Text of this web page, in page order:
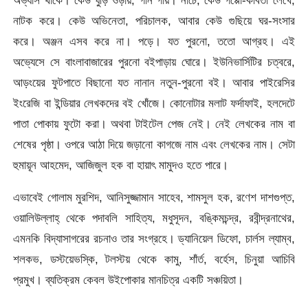
নাটক করে। কেউ অভিনেতা, পরিচালক, আবার কেউ গুছিয়ে ঘর-সংসার
করে। অঞ্জন এসব করে না। পড়ে। যত পুরনো, ততো আগ্রহ। এই
অভ্যেসে সে বাংলাবাজারের পুরনো বইপাড়ায় ঘোরে। ইউনিভার্সিটির চত্বরে,
আড়ংয়ের ফুটপাতে বিছানো যত নানান নতুন-পুরনো বই। আবার পাইরেসির
ইংরেজি বা ইন্ডিয়ার লেখকদের বই খোঁজে। কোনোটার মলাট ফর্দাফাই, হলদেটে
পাতা পোকায় ফুটো করা। অথবা টাইটেল পেজ নেই। নেই লেখকের নাম বা
শেষের পৃষ্ঠা। ওপরে আঠা দিয়ে জড়ানো কাগজে নাম এবং লেখকের নাম। সেটা
হুমায়ূন আহমেদ, আজিজুল হক বা হায়াৎ মামুদও হতে পারে।
এভাবেই গোলাম মুরশিদ, আনিসুজ্জামান সাহেব, শামসুল হক, রণেশ দাশগুপ্ত,
ওয়ালিউল্লাহ্ থেকে পদাবলি সাহিত্য, মধুসূদন, বঙ্কিমচন্দ্র, রবীন্দ্রনাথের,
এমনকি বিদ্যাসাগরের রচনাও তার সংগ্রহে। ড্যানিয়েল ডিফো, চার্লস ল্যাম্ব,
শলকভ, ডস্টয়েভস্কি, টলস্টয় থেকে কামু, শাঁর্ত, বর্হেস, চিনুয়া আচিবি
প্রমুখ। ব্যতিক্রম কেবল উইপোকার মানচিত্র একটি সঞ্চয়িতা।